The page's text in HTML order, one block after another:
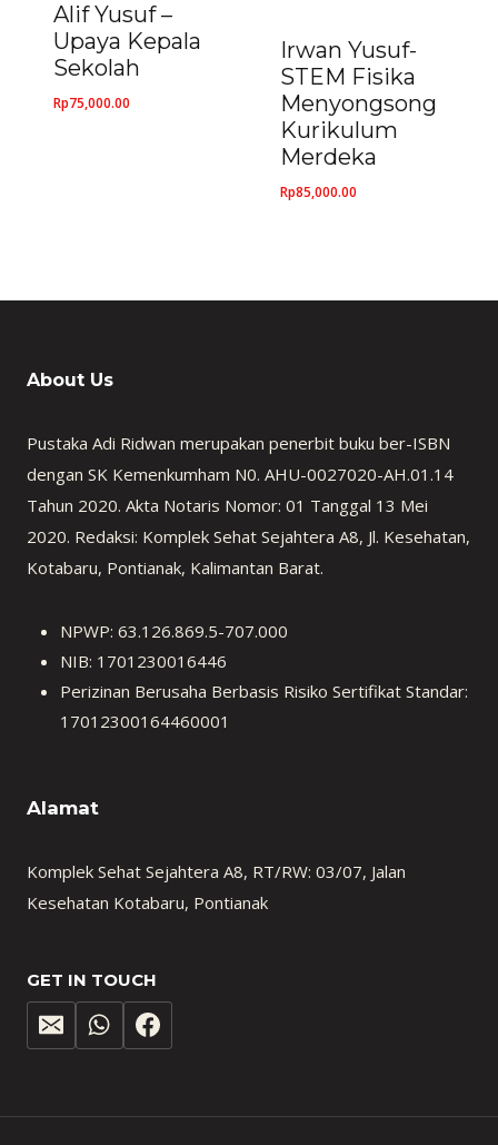
Alif Yusuf –
Upaya Kepala
Sekolah
Rp75,000.00
Irwan Yusuf-
STEM Fisika
Menyongsong
Kurikulum
Merdeka
Rp85,000.00
About Us
Pustaka Adi Ridwan merupakan penerbit buku ber-ISBN
dengan SK Kemenkumham N0. AHU-0027020-AH.01.14
Tahun 2020. Akta Notaris Nomor: 01 Tanggal 13 Mei
2020. Redaksi: Komplek Sehat Sejahtera A8, Jl. Kesehatan,
Kotabaru, Pontianak, Kalimantan Barat.
NPWP: 63.126.869.5-707.000
NIB: 1701230016446
Perizinan Berusaha Berbasis Risiko Sertifikat Standar:
17012300164460001
Alamat
Komplek Sehat Sejahtera A8, RT/RW: 03/07, Jalan
Kesehatan Kotabaru, Pontianak
GET IN TOUCH